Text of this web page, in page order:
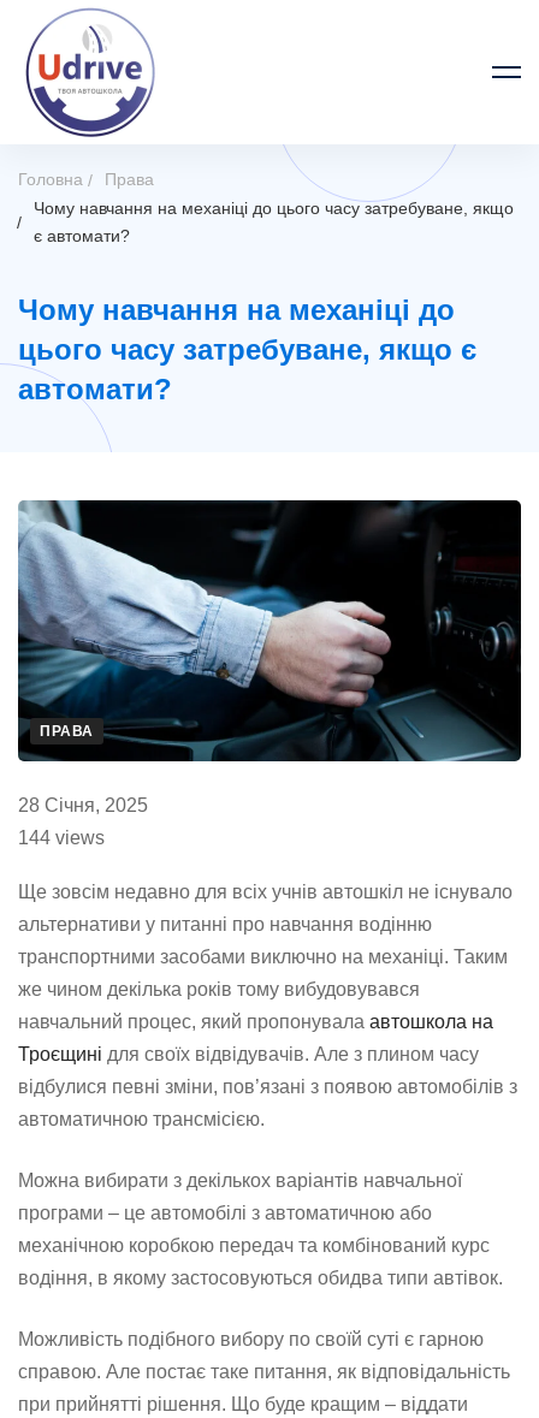
Головна
Права
Чому навчання на механіці до цього часу затребуване, якщо
є автомати?
Чому навчання на механіці до
цього часу затребуване, якщо є
автомати?
ПРАВА
28 Січня, 2025
144 views
Ще зовсім недавно для всіх учнів автошкіл не існувало
альтернативи у питанні про навчання водінню
транспортними засобами виключно на механіці. Таким
же чином декілька років тому вибудовувався
навчальний процес, який пропонувала автошкола на
Троєщині для своїх відвідувачів. Але з плином часу
відбулися певні зміни, пов’язані з появою автомобілів з
автоматичною трансмісією.
Можна вибирати з декількох варіантів навчальної
програми – це автомобілі з автоматичною або
механічною коробкою передач та комбінований курс
водіння, в якому застосовуються обидва типи автівок.
Можливість подібного вибору по своїй суті є гарною
справою. Але постає таке питання, як відповідальність
при прийнятті рішення. Що буде кращим – віддати